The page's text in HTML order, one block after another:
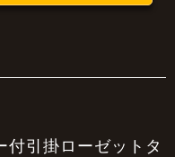
引掛ローゼットタ